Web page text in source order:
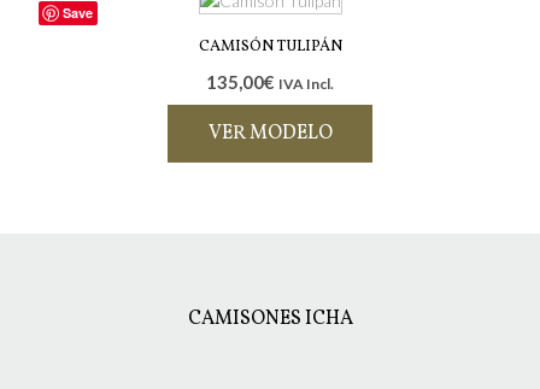
Save
CAMISÓN TULIPÁN
135,00€ IVA Incl.
VER MODELO
opciones
CAMISONES ICHA